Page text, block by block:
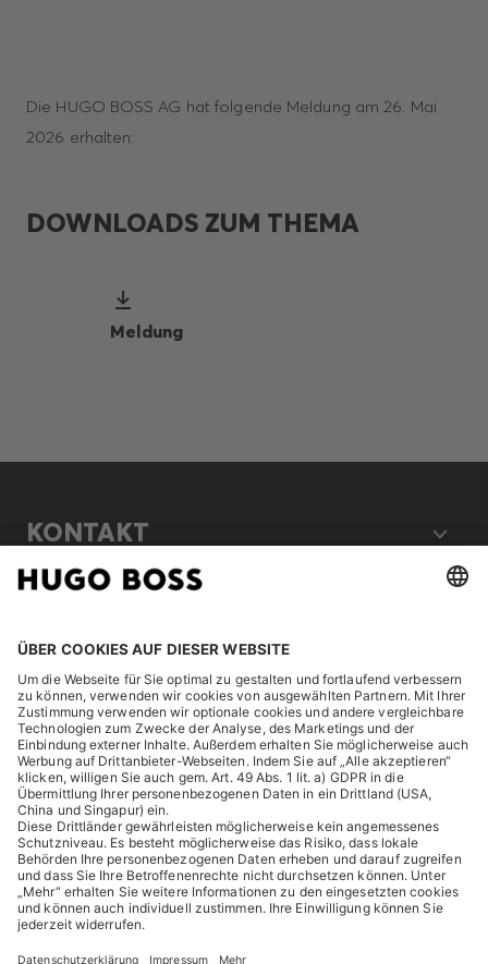
Die HUGO BOSS AG hat folgende Meldung am 26. Mai
2026 erhalten:
DOWNLOADS ZUM THEMA
Meldung
KONTAKT
ENTDECKEN
HUGO BOSS Corporate